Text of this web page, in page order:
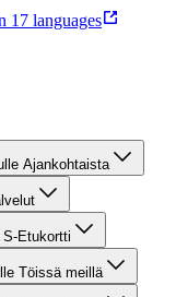
17 languages
Ajankohtaista
Etukortti
Töissä meillä